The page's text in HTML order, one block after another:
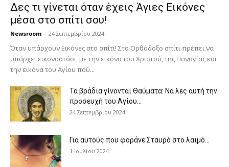
Δες τι γίνεται όταν έχεις Άγιες Εικόνες
μέσα στο σπίτι σου!
Newsroom - 24 Σεπτεμβρίου 2024
Όταν υπάρχουν Εικόνες στο σπίτι! Στο Ορθόδοξο σπίτι πρέπει να
υπάρχει εικονοστάσι, με την εικόνα του Χριστού, της Παν­αγίας και
την εικόνα του Αγίου πού...
Τα βράδια γίνονται Θαύματα: Να λες αυτή την
προσευχή του Αγίου...
24 Σεπτεμβρίου 2024
Για αυτούς που φοράνε Σταυρό στο λαιμό…
1 Ιουλίου 2024